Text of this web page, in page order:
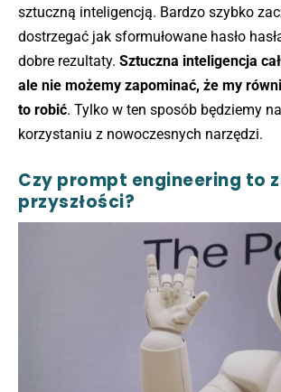
sztuczną inteligencją. Bardzo szybko
dostrzegać jak sformułowane hasło
dobre rezultaty. Sztuczna inteligencja
ale nie możemy zapominać, że my
to robić. Tylko w ten sposób będziemy
korzystaniu z nowoczesnych narzędzi.
Czy prompt engineering to
przyszłości?